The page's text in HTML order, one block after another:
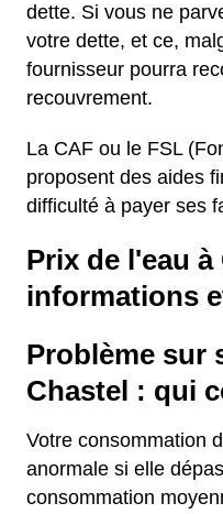
dette. Si vous ne
votre dette, et ce,
fournisseur pourra
recouvrement.
La CAF ou le FSL
proposent des aides
difficulté à payer ses
Prix de l'eau à
informations
Problème sur
Chastel : qui
Votre consommation
anormale si elle
consommation